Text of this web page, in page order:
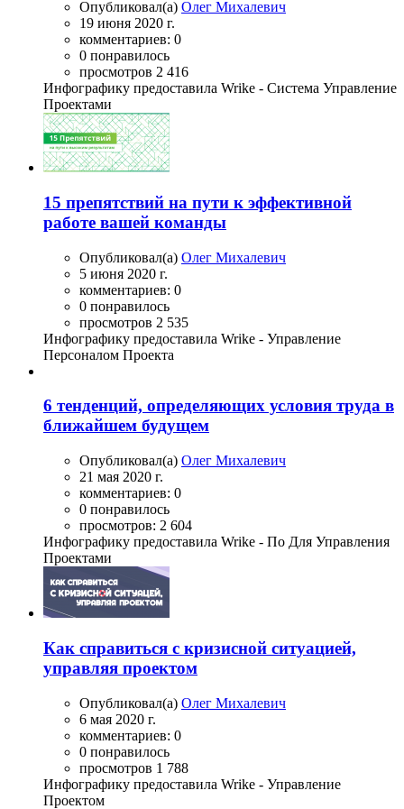
Опубликовал(а) Олег Михалевич
19 июня 2020 г.
комментариев: 0
0 понравилось
просмотров 2 416
Инфографику предоставила Wrike - Система Управление
Проектами
15 препятствий на пути к эффективной
работе вашей команды
Опубликовал(а) Олег Михалевич
5 июня 2020 г.
комментариев: 0
0 понравилось
просмотров 2 535
Инфографику предоставила Wrike - Управление
Персоналом Проекта
6 тенденций, определяющих условия труда в
ближайшем будущем
Опубликовал(а) Олег Михалевич
21 мая 2020 г.
комментариев: 0
0 понравилось
просмотров: 2 604
Инфографику предоставила Wrike - По Для Управления
Проектами
Как справиться с кризисной ситуацией,
управляя проектом
Опубликовал(а) Олег Михалевич
6 мая 2020 г.
комментариев: 0
0 понравилось
просмотров 1 788
Инфографику предоставила Wrike - Управление
Проектом